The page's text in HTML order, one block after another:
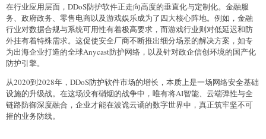
在行业应用层面，DDoS防护软件正走向高度的垂直化与定制化。金融服
务、政府政务、零售电商以及游戏娱乐成为了四大核心阵地。例如，金融
行业对数据合规与系统可用性有着极高要求，而游戏行业则对低延迟和防
外挂有着特殊需求。这促使安全厂商不断推出细分场景的解决方案，如专
为出海企业打造的全球Anycast防护网络，以及针对政企信创环境的国产化
防护引擎。
从2020到2028年，DDoS防护软件市场的增长，本质上是一场网络安全基础
设施的升级战。在这场没有硝烟的战争中，唯有将AI智能、云端弹性与全
链路防御深度融合，企业才能在波诡云谲的数字世界中，真正筑牢坚不可
摧的业务防线。